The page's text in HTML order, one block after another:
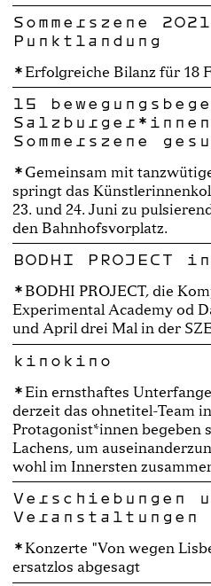
Sommerszene
Punktlandung
Erfolgreiche Bilanz für 18
15
Sommerszene
Gemeinsam mit
springt das
23. und 24. Juni zu
den Bahnhofsvorplatz.
BODHI PROJECT
BODHI PROJECT, die
Experimental Academy od
und April drei Mal in der
kinokino
Ein ernsthaftes
derzeit das ohnetitel-Team
Protagonist*innen begeben
Lachens, um
wohl im Innersten
Verschiebungen
Veranstaltungen
Konzerte "Von wegen
ersatzlos abgesagt